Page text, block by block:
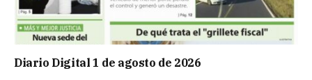
Diario Digital 1 de agosto de 2026